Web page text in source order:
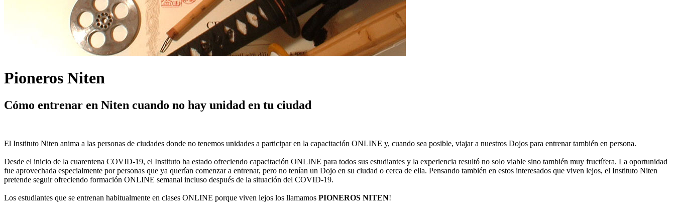
Pioneros Niten
Cómo entrenar en Niten cuando no hay unidad en tu ciudad
El Instituto Niten anima a las personas de ciudades donde no tenemos unidades a participar en la capacitación ONLINE y, cuando sea posible, viajar a nuestros Dojos para entrenar también en persona.
Desde el inicio de la cuarentena COVID-19, el Instituto ha estado ofreciendo capacitación ONLINE para todos sus estudiantes y la experiencia resultó no solo viable sino también muy fructífera. La oportunidad
fue aprovechada especialmente por personas que ya querían comenzar a entrenar, pero no tenían un Dojo en su ciudad o cerca de ella. Pensando también en estos interesados ​​que viven lejos, el Instituto Niten
pretende seguir ofreciendo formación ONLINE semanal incluso después de la situación del COVID-19.
Los estudiantes que se entrenan habitualmente en clases ONLINE porque viven lejos los llamamos PIONEROS NITEN!